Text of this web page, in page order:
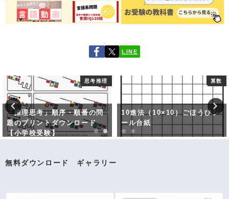
LINE
思考推理
「推理思考」順序・順番の問
題のプリントダウンロード
【小学校受験】
算数
10進法（10×10）ごほうびシ
ール台紙
無料ダウンロード ギャラリー